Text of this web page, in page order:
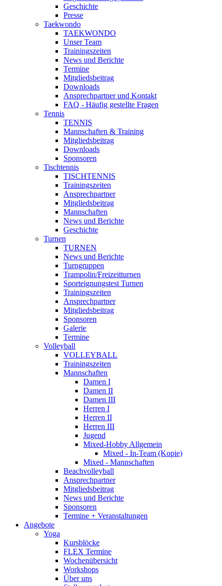
Geschichte
Presse
Taekwondo
TAEKWONDO
Unser Team
Trainingszeiten
News und Berichte
Termine
Mitgliedsbeitrag
Downloads
Ansprechpartner und Kontakt
FAQ - Häufig gestellte Fragen
Tennis
TENNIS
Mannschaften & Training
Mitgliedsbeitrag
Downloads
Sponsoren
Tischtennis
TISCHTENNIS
Trainingszeiten
Ansprechpartner
Mitgliedsbeitrag
Mannschaften
News und Berichte
Geschichte
Turnen
TURNEN
News und Berichte
Turngruppen
Trampolin/Freizeitturnen
Sporteignungstest Turnen
Trainingszeiten
Ansprechpartner
Mitgliedsbeitrag
Sponsoren
Galerie
Termine
Volleyball
VOLLEYBALL
Trainingszeiten
Mannschaften
Damen I
Damen II
Damen III
Herren I
Herren II
Herren III
Jugend
Mixed-Hobby Allgemein
Mixed - In-Team (Kopie)
Mixed - Mannschaften
Beachvolleyball
Ansprechpartner
Mitgliedsbeitrag
News und Berichte
Sponsoren
Termine + Veranstaltungen
Angebote
Yoga
Kursblöcke
FLEX Termine
Wochenübersicht
Workshops
Über uns